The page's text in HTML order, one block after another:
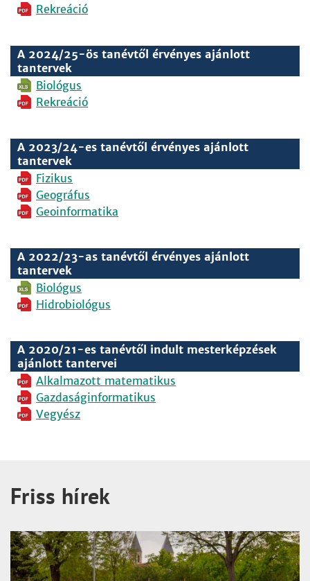
Rekreáció
A 2024/25-ös tanévtől érvényes ajánlott
tantervek
Biológus
Rekreáció
A 2023/24-es tanévtől érvényes ajánlott
tantervek
Fizikus
Geográfus
Geoinformatika
A 2022/23-as tanévtől érvényes ajánlott
tantervek
Biológus
Hidrobiológus
A 2020/21-es tanévtől indult mesterképzések
ajánlott tantervei
Alkalmazott matematikus
Gazdaságinformatikus
Vegyész
Friss hírek